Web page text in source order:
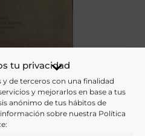
tu privacidad
de terceros con una finalidad
y mejorarlos en base a tus
anónimo de tus hábitos de
sobre nuestra Política
varias materias cientificas,
de escritos sobre los
café, tabaco, maiz.